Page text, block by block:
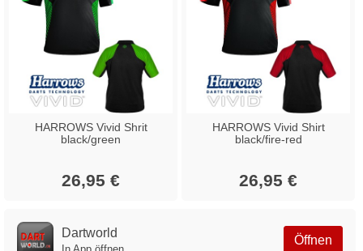
HARROWS Vivid Shrit
black/green
26,95 €
HARROWS Vivid Shirt
black/fire-red
26,95 €
Öffnen
Dartworld
In App öffnen